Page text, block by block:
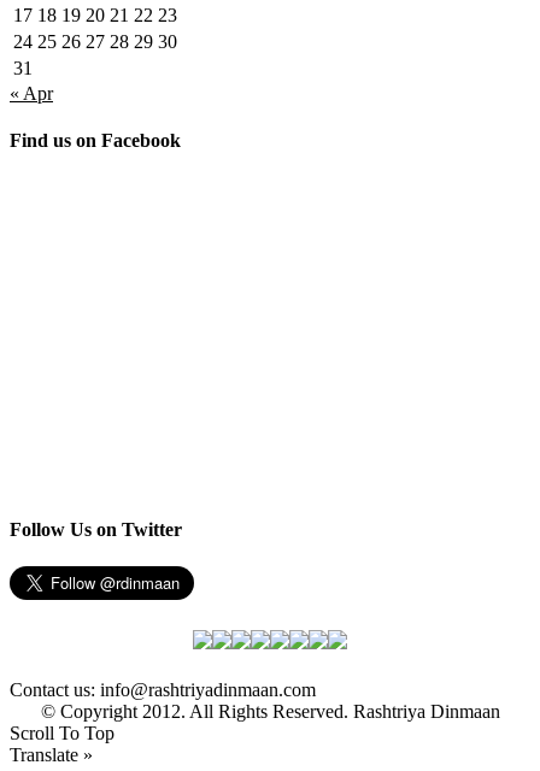
17 18 19 20 21 22 23
24 25 26 27 28 29 30
31
« Apr
Find us on Facebook
Follow Us on Twitter
Contact us: info@rashtriyadinmaan.com
© Copyright 2012. All Rights Reserved. Rashtriya Dinmaan
Scroll To Top
Translate »